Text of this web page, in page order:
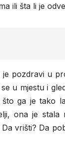
ili šta li je
pozdravi u
u mjestu i
ga je tako
ona je
vrišti? Da